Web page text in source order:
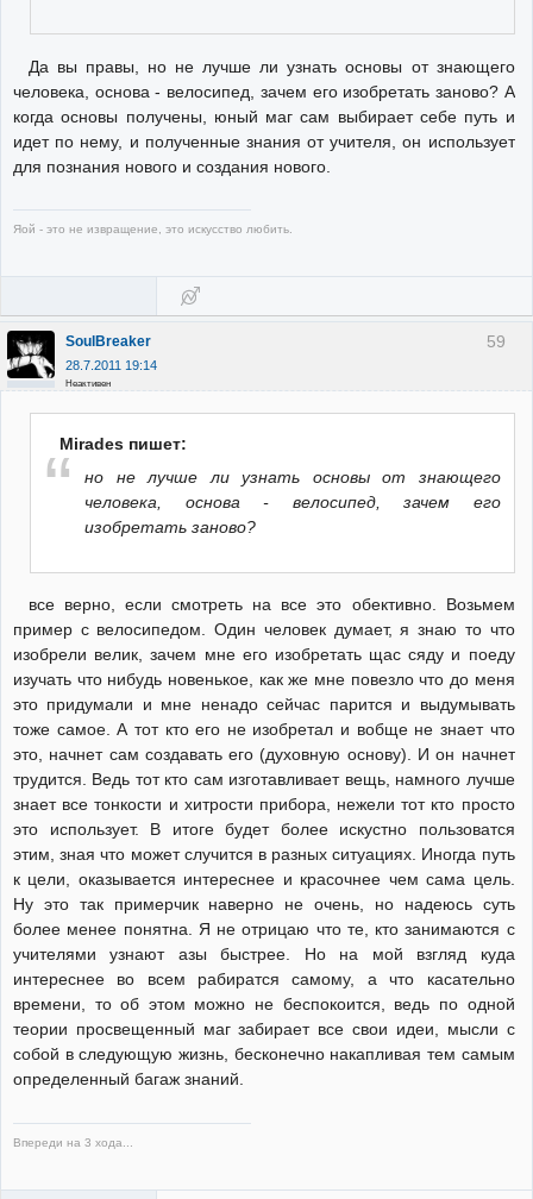
Да вы правы, но не лучше ли узнать основы от знающего
человека, основа - велосипед, зачем его изобретать заново? А
когда основы получены, юный маг сам выбирает себе путь и
идет по нему, и полученные знания от учителя, он использует
для познания нового и создания нового.
Яой - это не извращение, это искусство любить.
59
SoulBreaker
28.7.2011 19:14
Неактивен
Mirades пишет:
но не лучше ли узнать основы от знающего
человека, основа - велосипед, зачем его
изобретать заново?
все верно, если смотреть на все это обективно. Возьмем
пример с велосипедом. Один человек думает, я знаю то что
изобрели велик, зачем мне его изобретать щас сяду и поеду
изучать что нибудь новенькое, как же мне повезло что до меня
это придумали и мне ненадо сейчас парится и выдумывать
тоже самое. А тот кто его не изобретал и вобще не знает что
это, начнет сам создавать его (духовную основу). И он начнет
трудится. Ведь тот кто сам изготавливает вещь, намного лучше
знает все тонкости и хитрости прибора, нежели тот кто просто
это использует. В итоге будет более искустно пользоватся
этим, зная что может случится в разных ситуациях. Иногда путь
к цели, оказывается интереснее и красочнее чем сама цель.
Ну это так примерчик наверно не очень, но надеюсь суть
более менее понятна. Я не отрицаю что те, кто занимаются с
учителями узнают азы быстрее. Но на мой взгляд куда
интереснее во всем рабиратся самому, а что касательно
времени, то об этом можно не беспокоится, ведь по одной
теории просвещенный маг забирает все свои идеи, мысли с
собой в следующую жизнь, бесконечно накапливая тем самым
определенный багаж знаний.
Впереди на 3 хода...